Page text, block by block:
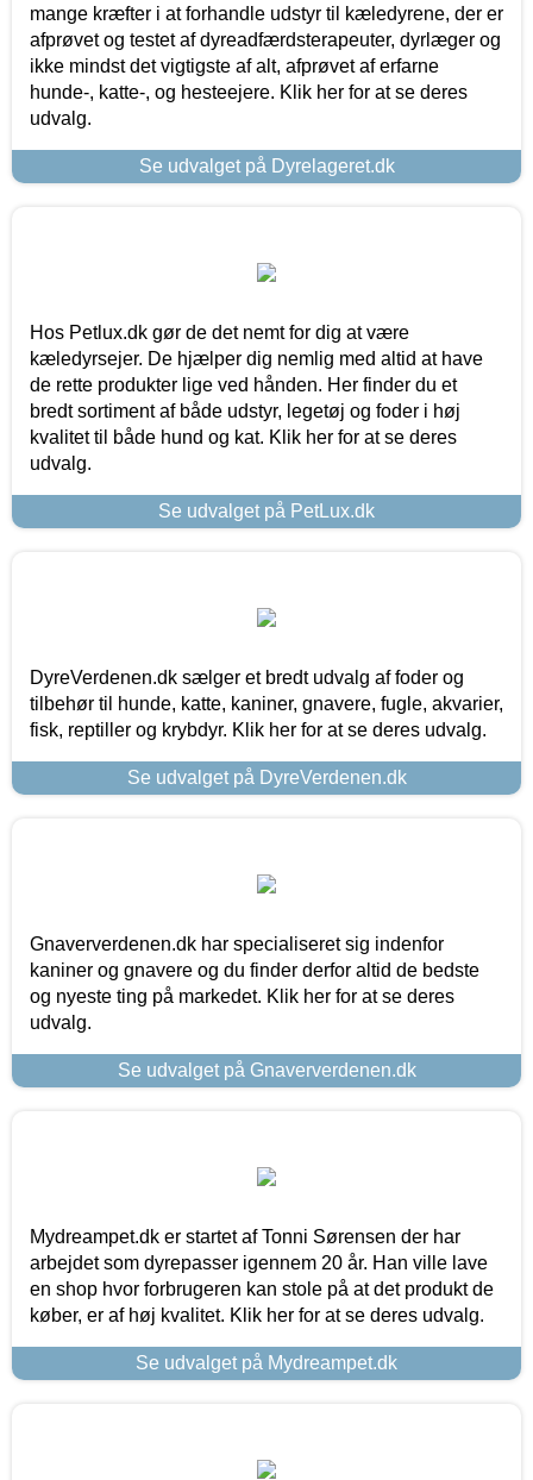
mange kræfter i at forhandle udstyr til kæledyrene, der er
afprøvet og testet af dyreadfærdsterapeuter, dyrlæger og
ikke mindst det vigtigste af alt, afprøvet af erfarne
hunde-, katte-, og hesteejere. Klik her for at se deres
udvalg.
Se udvalget på Dyrelageret.dk
Hos Petlux.dk gør de det nemt for dig at være
kæledyrsejer. De hjælper dig nemlig med altid at have
de rette produkter lige ved hånden. Her finder du et
bredt sortiment af både udstyr, legetøj og foder i høj
kvalitet til både hund og kat. Klik her for at se deres
udvalg.
Se udvalget på PetLux.dk
DyreVerdenen.dk sælger et bredt udvalg af foder og
tilbehør til hunde, katte, kaniner, gnavere, fugle, akvarier,
fisk, reptiller og krybdyr. Klik her for at se deres udvalg.
Se udvalget på DyreVerdenen.dk
Gnaververdenen.dk har specialiseret sig indenfor
kaniner og gnavere og du finder derfor altid de bedste
og nyeste ting på markedet. Klik her for at se deres
udvalg.
Se udvalget på Gnaververdenen.dk
Mydreampet.dk er startet af Tonni Sørensen der har
arbejdet som dyrepasser igennem 20 år. Han ville lave
en shop hvor forbrugeren kan stole på at det produkt de
køber, er af høj kvalitet. Klik her for at se deres udvalg.
Se udvalget på Mydreampet.dk